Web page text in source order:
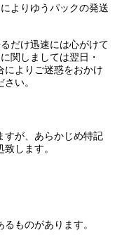
よりゆうパックの発送
だけ迅速には心がけて
関しましては翌日・
によりご迷惑をおかけ
い。
すが、あらかじめ特記
します。
ものがあります。